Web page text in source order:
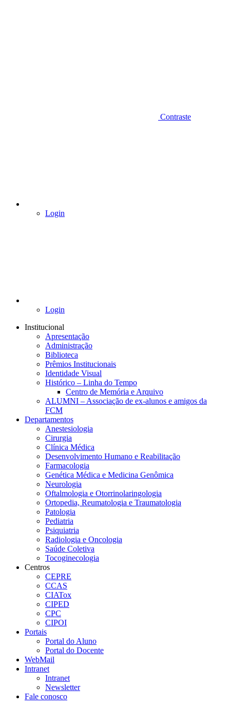
Contraste
Login
Login
Institucional
Apresentação
Administração
Biblioteca
Prêmios Institucionais
Identidade Visual
Histórico – Linha do Tempo
Centro de Memória e Arquivo
ALUMNI – Associação de ex-alunos e amigos da
FCM
Departamentos
Anestesiologia
Cirurgia
Clínica Médica
Desenvolvimento Humano e Reabilitação
Farmacologia
Genética Médica e Medicina Genômica
Neurologia
Oftalmologia e Otorrinolaringologia
Ortopedia, Reumatologia e Traumatologia
Patologia
Pediatria
Psiquiatria
Radiologia e Oncologia
Saúde Coletiva
Tocoginecologia
Centros
CEPRE
CCAS
CIATox
CIPED
CPC
CIPOI
Portais
Portal do Aluno
Portal do Docente
WebMail
Intranet
Intranet
Newsletter
Fale conosco